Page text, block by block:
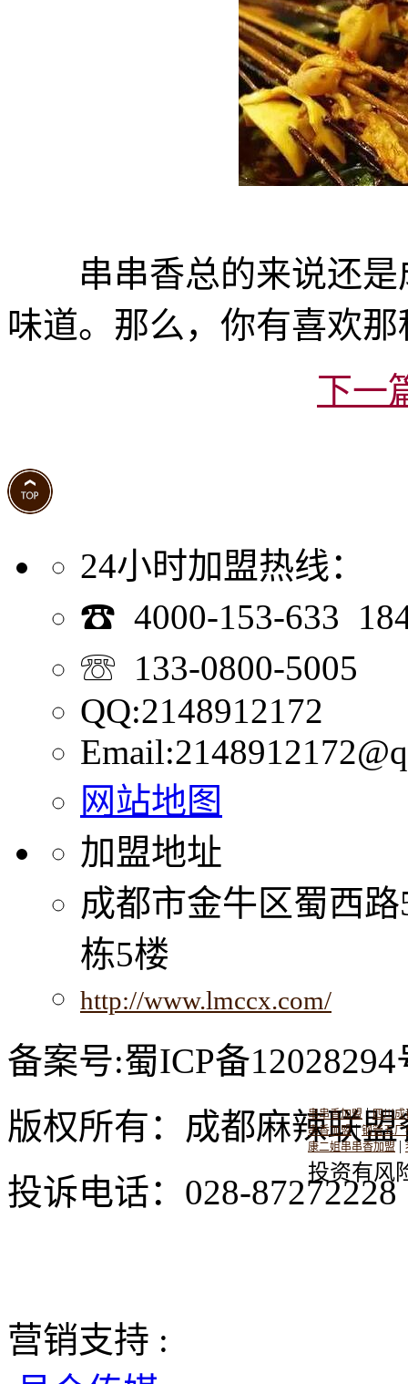
串串香总的来说还是
味道。那么，你有喜欢那
下一
24小时加盟热线：
☎ 4000-153-633
☏ 133-0800-5005
QQ:2148912172
网站地图
加盟地址
成都市金牛区蜀西
栋5楼
http://www.lmccx.com/
串串香加盟 |四川成
串香加盟|钢管五厂
康二姐串串香加盟|
投资有风
备案号:蜀ICP备12028294
版权所有：成都麻辣联
投诉电话：028-
营销支持 :